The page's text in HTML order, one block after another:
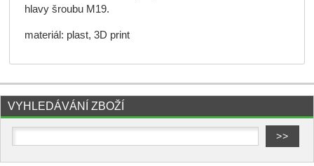
hlavy šroubu M19.
materiál: plast, 3D print
VYHLEDÁVÁNÍ ZBOŽÍ